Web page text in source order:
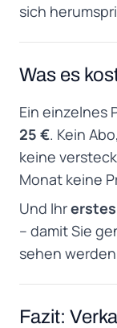
sich
Was es
Ein einzelnes
25 €. Kein
keine
Monat keine
Und Ihr
– damit Sie
sehen
Fazit: